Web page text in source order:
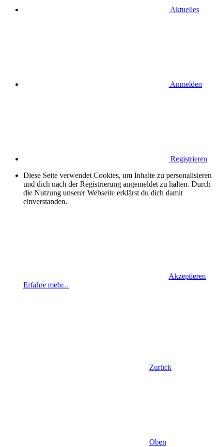
Aktuelles
Anmelden
Registrieren
Diese Seite verwendet Cookies, um Inhalte zu personalisieren
und dich nach der Registrierung angemeldet zu halten. Durch
die Nutzung unserer Webseite erklärst du dich damit
einverstanden.
Akzeptieren
Erfahre mehr...
Zurück
Oben